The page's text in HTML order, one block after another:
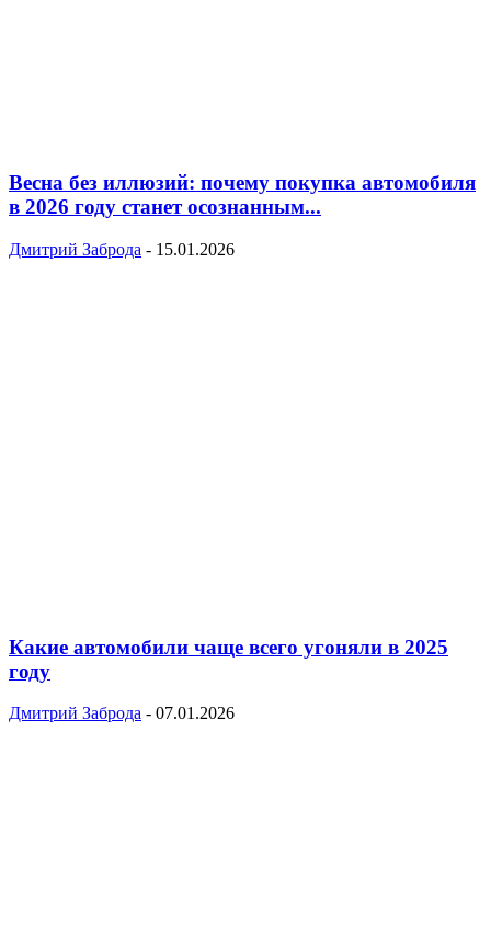
Весна без иллюзий: почему покупка автомобиля
в 2026 году станет осознанным...
Дмитрий Заброда - 15.01.2026
Какие автомобили чаще всего угоняли в 2025
году
Дмитрий Заброда - 07.01.2026